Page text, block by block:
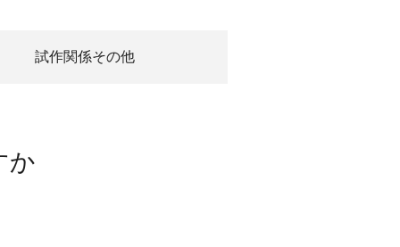
試作関係その他
か